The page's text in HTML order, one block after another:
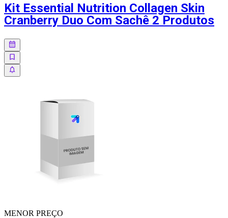
Kit Essential Nutrition Collagen Skin
Cranberry Duo Com Sachê 2 Produtos
MENOR PREÇO